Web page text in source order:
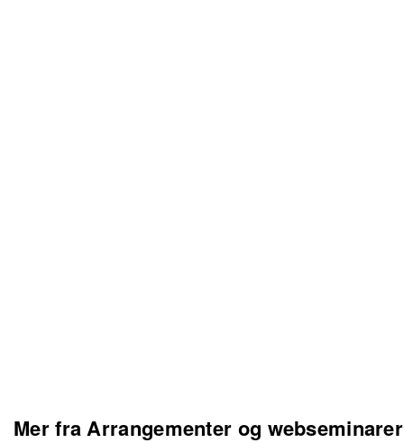
Mer fra Arrangementer og webseminarer